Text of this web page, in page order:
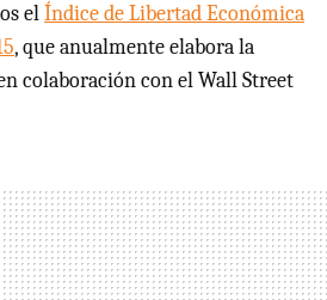
elÍndice de Libertad Económica
, que anualmente elabora la
colaboración con el Wall Street